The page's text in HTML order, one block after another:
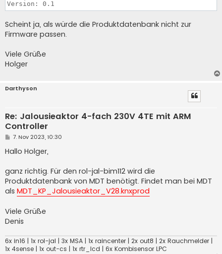
Scheint ja, als würde die Produktdatenbank nicht zur
Firmware passen.
Viele Grüße
Holger
Darthyson
Re: Jalousieaktor 4-fach 230V 4TE mit ARM
Controller
B
i
t
a
g
7. Nov 2023, 10:30
Hallo Holger,
ganz richtig. Für den rol-jal-bim112 wird die
Produktdatenbank von MDT benötigt. Findet man bei MDT
als MDT_KP_Jalousieaktor_V28.knxprod
Viele Grüße
Denis
6x in16 | 1x rol-jal | 3x MSA | 1x raincenter | 2x out8 | 2x Rauchmelder |
1x 4sense | 1x out-cs | 1x rtr_lcd | 6x Kombisensor LPC